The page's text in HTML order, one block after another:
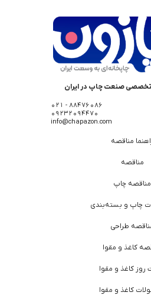
صنعت چاپ در ایران
88476086 - 021
09232094470
info@chapazon.com
مناقصه
مناقصه
مناقصه چاپ
چاپ و بسته‌بندی
طراحی
کاغذ و مقوا
روز کاغذ و مقوا
کاغذ و مقوا